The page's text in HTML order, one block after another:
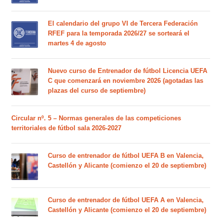
El calendario del grupo VI de Tercera Federación
RFEF para la temporada 2026/27 se sorteará el
martes 4 de agosto
Nuevo curso de Entrenador de fútbol Licencia UEFA
C que comenzará en noviembre 2026 (agotadas las
plazas del curso de septiembre)
Circular nº. 5 – Normas generales de las competiciones
territoriales de fútbol sala 2026-2027
Curso de entrenador de fútbol UEFA B en Valencia,
Castellón y Alicante (comienzo el 20 de septiembre)
Curso de entrenador de fútbol UEFA A en Valencia,
Castellón y Alicante (comienzo el 20 de septiembre)